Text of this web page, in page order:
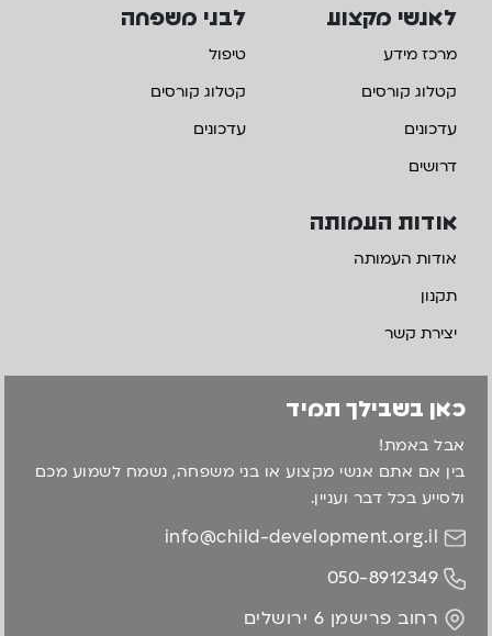
אודות העמותה
אודות העמותה
תקנון
יצירת קשר
לאנשי מקצוע
מרכז מידע
קטלוג קורסים
עדכונים
דרושים
לבני משפחה
טיפול
קטלוג קורסים
עדכונים
כאן בשבילך תמיד
אבל באמת!
בין אם אתם אנשי מקצוע או בני משפחה, נשמח לשמוע מכם
ולסייע בכל דבר ועניין.
info@child-development.org.il
050-8912349
רחוב פרישמן 6 ירושלים